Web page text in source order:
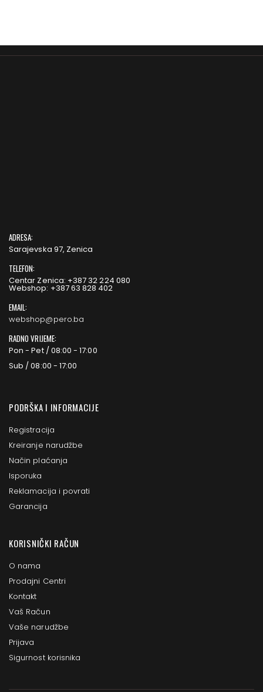
ADRESA:
Sarajevska 97, Zenica
TELEFON:
Centar Zenica: +387 32 224 080
Webshop: +387 63 828 402
EMAIL:
webshop@pero.ba
RADNO VRIJEME:
Pon - Pet / 08:00 - 17:00
Sub / 08:00 - 17:00
PODRŠKA I INFORMACIJE
Registracija
Kreiranje narudžbe
Način plaćanja
Isporuka
Reklamacija i povrati
Garancija
KORISNIČKI RAČUN
O nama
Prodajni Centri
Kontakt
Vaš Račun
Vaše narudžbe
Prijava
Sigurnost korisnika